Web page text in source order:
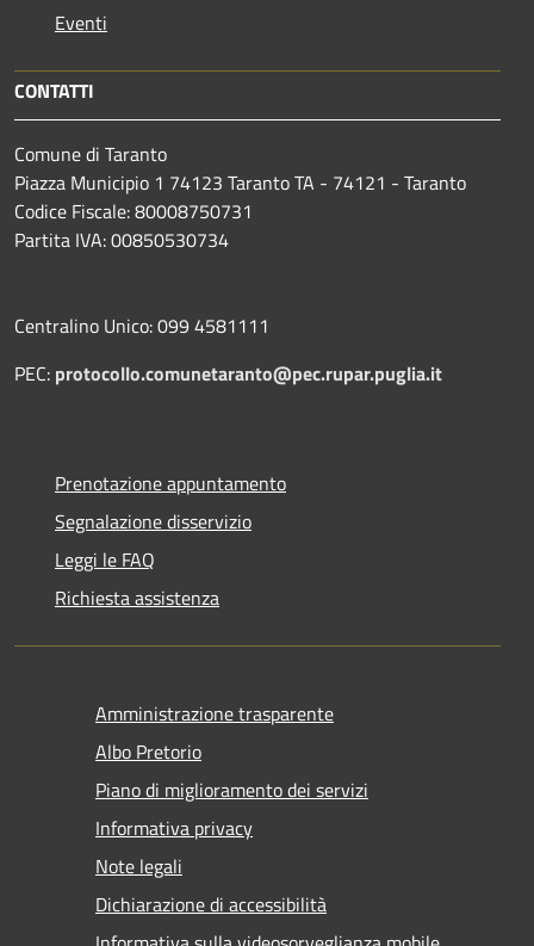
Eventi
CONTATTI
Comune di Taranto
Piazza Municipio 1 74123 Taranto TA - 74121 - Taranto
Codice Fiscale: 80008750731
Partita IVA: 00850530734
Centralino Unico: 099 4581111
PEC: protocollo.comunetaranto@pec.rupar.puglia.it
Prenotazione appuntamento
Segnalazione disservizio
Leggi le FAQ
Richiesta assistenza
Amministrazione trasparente
Albo Pretorio
Piano di miglioramento dei servizi
Informativa privacy
Note legali
Dichiarazione di accessibilità